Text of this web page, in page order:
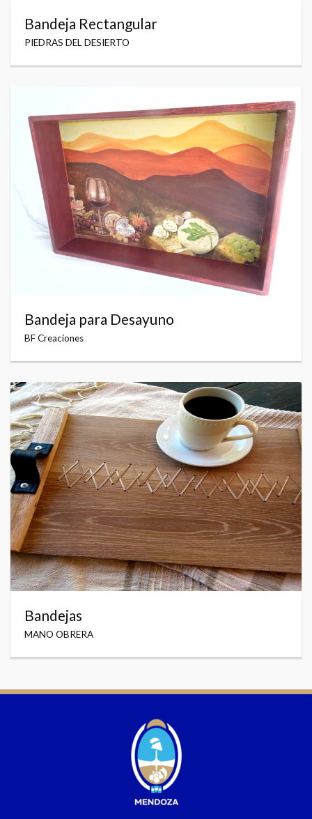
Bandeja Rectangular
PIEDRAS DEL DESIERTO
Bandeja para Desayuno
BF Creaciones
Bandejas
MANO OBRERA